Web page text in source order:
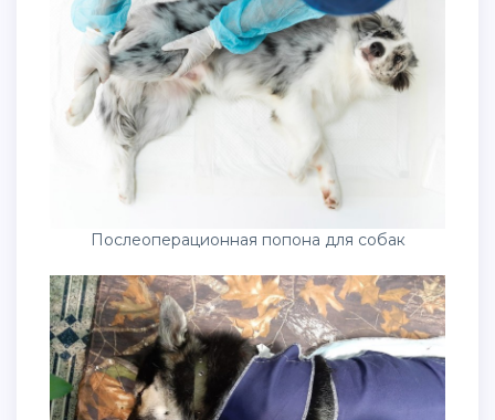
Послеоперационная попона для собак